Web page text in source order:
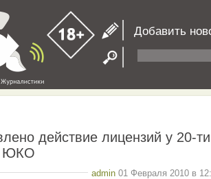
Добавить
действие лицензий у 20-ти
ЮКО
admin 01 Февраля 2010 в